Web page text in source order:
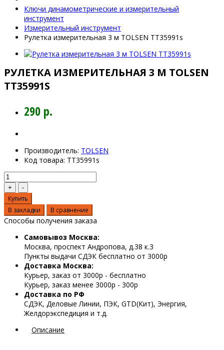
Ключи динамометрические и измерительный
инструмент
Измерительный инструмент
Рулетка измерительная 3 м TOLSEN TT35991s
РУЛЕТКА ИЗМЕРИТЕЛЬНАЯ 3 М TOLSEN
TT35991S
290 р.
Производитель: TOLSEN
Код товара: TT35991s
Купить
В закладки
В сравнение
Способы получения заказа
Самовывоз Москва:
Москва, проспект Андропова, д.38 к.3
Пункты выдачи СДЭК бесплатно от 3000р
Доставка Москва:
Курьер, заказ от 3000р - бесплатно
Курьер, заказ менее 3000р - 300р
Доставка по РФ
СДЭК, Деловые Линии, ПЭК, GTD(Кит), Энергия,
Желдорэкспедиция и т.д.
Описание